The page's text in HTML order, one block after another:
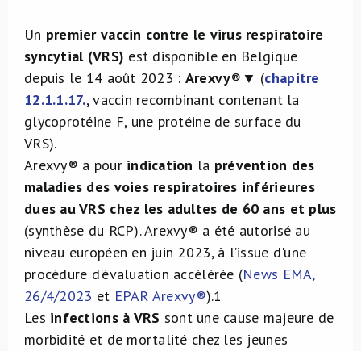
Un premier vaccin contre le virus respiratoire
syncytial (VRS) est disponible en Belgique
depuis le 14 août 2023 : Arexvy®▼ (chapitre
12.1.1.17., vaccin recombinant contenant la
glycoprotéine F, une protéine de surface du
VRS).
Arexvy® a pour indication la prévention des
maladies des voies respiratoires inférieures
dues au VRS chez les adultes de 60 ans et plus
(synthèse du RCP). Arexvy® a été autorisé au
niveau européen en juin 2023, à l’issue d'une
procédure d'évaluation accélérée (News EMA,
26/4/2023 et EPAR Arexvy®).1
Les infections à VRS sont une cause majeure de
morbidité et de mortalité chez les jeunes